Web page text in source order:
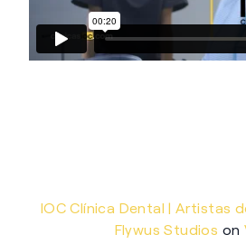
IOC Clínica Dental | Artistas
Flywus Studios on